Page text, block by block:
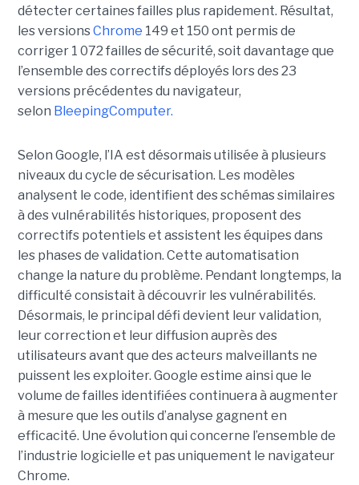
détecter certaines failles plus rapidement. Résultat,
les versionsChrome 149 et 150 ont permis de
corriger 1 072 failles de sécurité, soit davantage que
l’ensemble des correctifs déployés lors des 23
versions précédentes du navigateur,
selon BleepingComputer.
Selon Google, l’IA est désormais utilisée à plusieurs
niveaux du cycle de sécurisation. Les modèles
analysent le code, identifient des schémas similaires
à des vulnérabilités historiques, proposent des
correctifs potentiels et assistent les équipes dans
les phases de validation. Cette automatisation
change la nature du problème. Pendant longtemps, la
difficulté consistait à découvrir les vulnérabilités.
Désormais, le principal défi devient leur validation,
leur correction et leur diffusion auprès des
utilisateurs avant que des acteurs malveillants ne
puissent les exploiter. Google estime ainsi que le
volume de failles identifiées continuera à augmenter
à mesure que les outils d’analyse gagnent en
efficacité. Une évolution qui concerne l’ensemble de
l’industrie logicielle et pas uniquement le navigateur
Chrome.